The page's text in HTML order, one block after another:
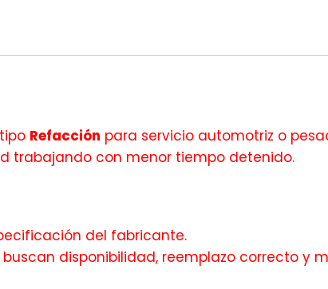
Refacción para servicio automotriz o
trabajando con menor tiempo detenido.
del fabricante.
disponibilidad, reemplazo correcto y